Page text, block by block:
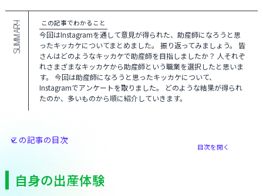
SUMMARY この記事でわかること
今回はInstagramを通して意見が得られた、助産師になろうと思
ったキッカケについてまとめました。 振り返ってみましょう。 皆
さんはどのようなキッカケで助産師を目指しましたか？ 人それぞ
れさまざまなキッカケから助産師という職業を選択したと思いま
す。 今回は助産師になろうと思ったキッカケについて、
Instagramでアンケートを取りました。 どのような結果が得られ
たのか、多いものから順に紹介していきます。
目次を開く
この記事の目次
自身の出産体験